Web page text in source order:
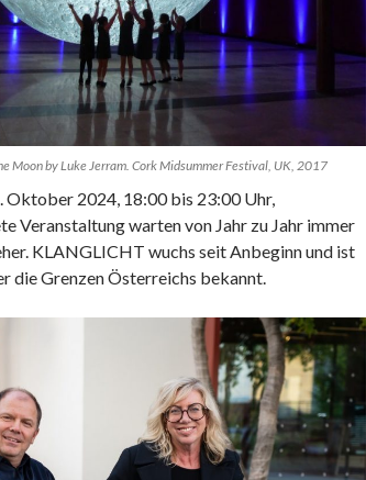
Moon by Luke Jerram. Cork Midsummer Festival, UK, 2017
Oktober 2024, 18:00 bis 23:00 Uhr,
Veranstaltung warten von Jahr zu Jahr immer
KLANGLICHT wuchs seit Anbeginn und ist
die Grenzen Österreichs bekannt.